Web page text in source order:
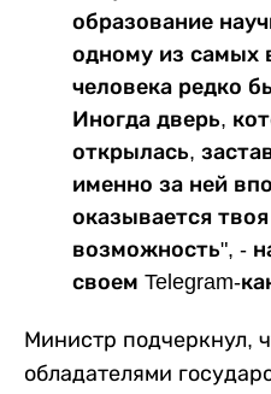
образование
одному из самых
человека редко
Иногда дверь,
открылась,
именно за ней
оказывается
возможность", -
своем Telegram-
Министр подчеркнул,
обладателями